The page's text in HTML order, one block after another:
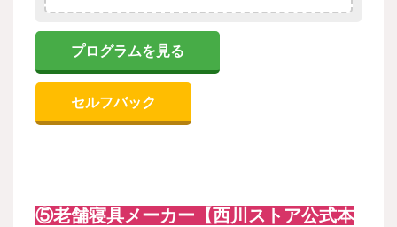
プログラムを見る
セルフバック
⑤老舗寝具メーカー【西川ストア公式本